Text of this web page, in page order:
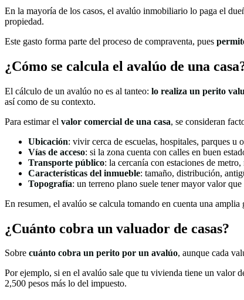
En la mayoría de los casos, el avalúo inmobiliario lo paga el
propiedad.
Este gasto forma parte del proceso de compraventa, pues
¿Cómo se calcula el avalúo de una
El cálculo de un avalúo no es al tanteo: lo realiza un perito
así como de su contexto.
Para estimar el valor comercial de una casa, se consideran
Ubicación: vivir cerca de escuelas, hospitales, parques u
Vías de acceso: si la zona cuenta con calles en buen
Transporte público: la cercanía con estaciones de
Características del inmueble: tamaño, distribución,
Topografía: un terreno plano suele tener mayor valor
En resumen, el avalúo se calcula tomando en cuenta una
¿Cuánto cobra un valuador de casas​?
Sobre cuánto cobra un perito por un avalúo, aunque cada
Por ejemplo, si en el avalúo sale que tu vivienda tiene un valor
2,500 pesos más lo del impuesto.